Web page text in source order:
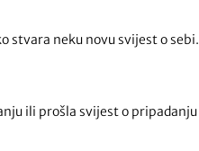
stvara neku novu svijest o sebi.
ili prošla svijest o pripadanju